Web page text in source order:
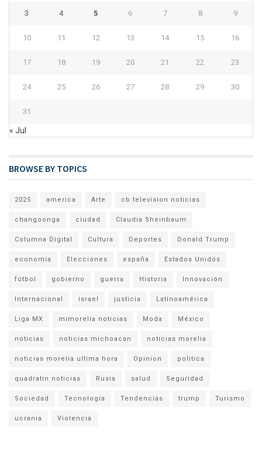
3 4 5 6 7 8 9
10 11 12 13 14 15 16
17 18 19 20 21 22 23
24 25 26 27 28 29 30
31
« Jul
BROWSE BY TOPICS
2025 america Arte cb television noticias
changoonga ciudad Claudia Sheinbaum
Columna Digital Cultura Deportes Donald Trump
economia Elecciones españa Estados Unidos
fútbol gobierno guerra Historia Innovación
Internacional israel justicia Latinoamérica
Liga MX mimorelia noticias Moda México
noticias noticias michoacan noticias morelia
noticias morelia ultima hora Opinion politica
quadratin noticias Rusia salud Seguridad
Sociedad Tecnología Tendencias trump Turismo
ucrania Violencia